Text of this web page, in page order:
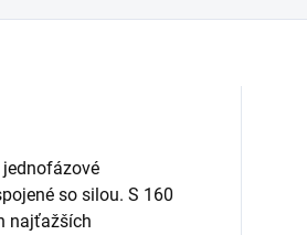
jednofázové
so silou. S 160
najťažších